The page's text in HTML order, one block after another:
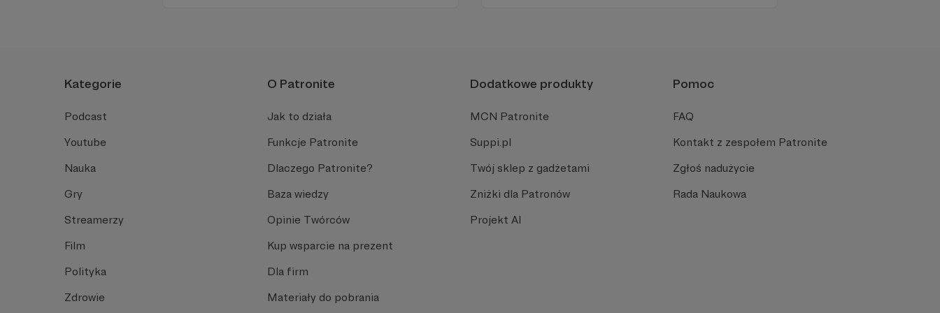
Kategorie
Podcast
Youtube
Nauka
Gry
Streamerzy
Film
Polityka
Zdrowie
O Patronite
Jak to działa
Funkcje Patronite
Dlaczego Patronite?
Baza wiedzy
Opinie Twórców
Kup wsparcie na prezent
Dla firm
Materiały do pobrania
Dodatkowe produkty
MCN Patronite
Suppi.pl
Twój sklep z gadżetami
Zniżki dla Patronów
Projekt AI
Pomoc
FAQ
Kontakt z zespołem Patronite
Zgłoś nadużycie
Rada Naukowa